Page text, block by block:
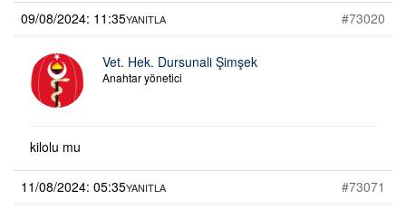
09/08/2024: 11:35 #73020
YANITLA
Vet. Hek. Dursunali Şimşek
Anahtar yönetici
kilolu mu
11/08/2024: 05:35 #73071
YANITLA